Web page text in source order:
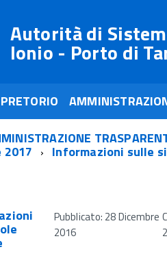
Autorità di
Ionio - Porto di
2017 Informazioni sulle
Pubblicato: 28 Dicembre
2016